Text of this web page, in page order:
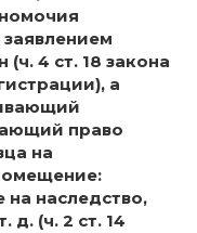
заявлением
4 ст. 18 закона
а
право
на
на наследство,
д. (ч. 2 ст. 14